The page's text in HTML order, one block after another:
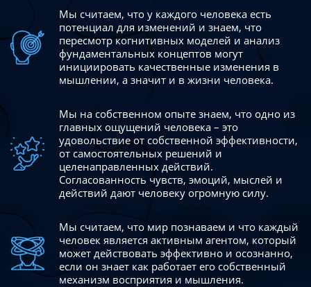
Мы считаем, что у каждого человека есть
потенциал для изменений и знаем, что
пересмотр когнитивных моделей и анализ
фундаментальных концептов могут
инициировать качественные изменения в
мышлении, а значит и в жизни человека.
Мы на собственном опыте знаем, что одно из
главных ощущений человека – это
удовольствие от собственной эффективности,
от самостоятельных решений и
целенаправленных действий.
Согласованность чувств, эмоций, мыслей и
действий дают человеку огромную силу.
Мы считаем, что мир познаваем и что каждый
человек является активным агентом, который
может действовать эффективно и осознанно,
если он знает как работает его собственный
механизм восприятия и мышления.